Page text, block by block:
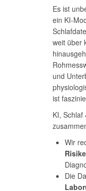
Es ist
ein KI-
weit über
und
ist
KI, Schlaf
Wir
Die